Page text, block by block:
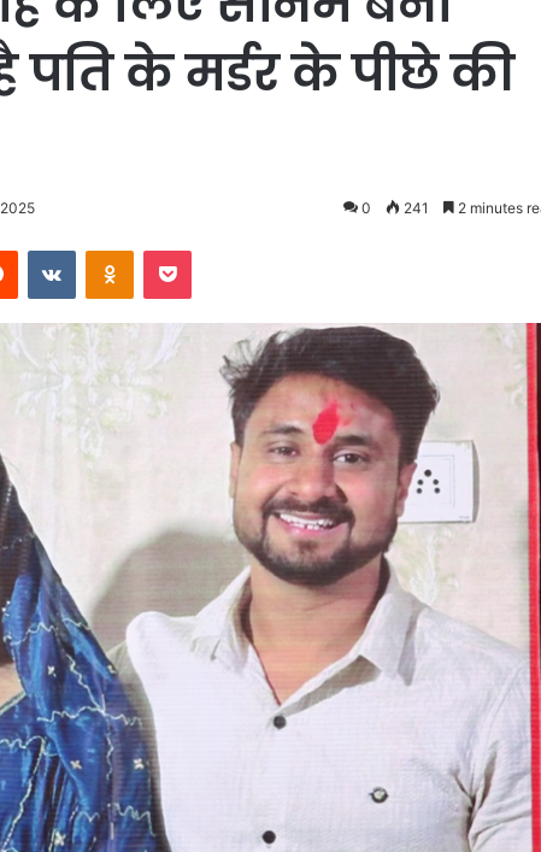
पति के मर्डर के पीछे की
0 241 2 minutes
Reddit VKontakteOdnoklassniki
Pocket